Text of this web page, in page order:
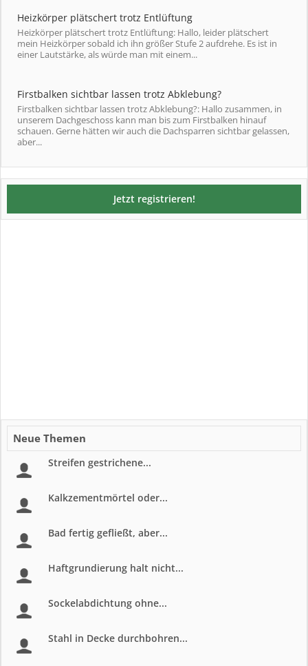
Heizkörper plätschert trotz Entlüftung
Heizkörper plätschert trotz Entlüftung: Hallo, leider plätschert
mein Heizkörper sobald ich ihn größer Stufe 2 aufdrehe. Es ist in
einer Lautstärke, als würde man mit einem...
Firstbalken sichtbar lassen trotz Abklebung?
Firstbalken sichtbar lassen trotz Abklebung?: Hallo zusammen, in
unserem Dachgeschoss kann man bis zum Firstbalken hinauf
schauen. Gerne hätten wir auch die Dachsparren sichtbar gelassen,
aber...
Jetzt registrieren!
Neue Themen
Streifen gestrichene...
Kalkzementmörtel oder...
Bad fertig gefließt, aber...
Haftgrundierung halt nicht...
Sockelabdichtung ohne...
Stahl in Decke durchbohren...